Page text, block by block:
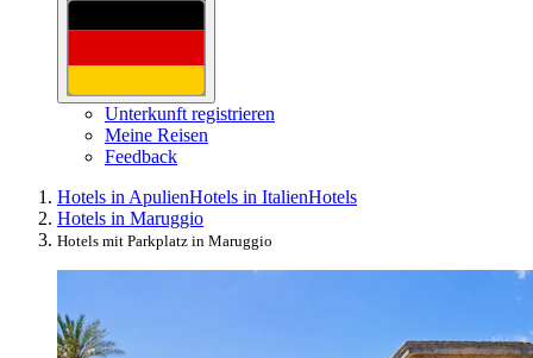
Unterkunft registrieren
Meine Reisen
Feedback
Hotels in ApulienHotels in ItalienHotels
Hotels in Maruggio
Hotels mit Parkplatz in Maruggio